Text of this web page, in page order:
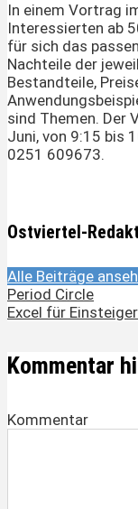
In einem Vortrag
Interessierten ab
für sich das
Nachteile der
Bestandteile,
sind Themen. Der
Juni, von 9:15 bis
0251 609673.
Ostviertel-
Alle Beiträge
Period Circle
Excel für
Kommentar
Kommentar